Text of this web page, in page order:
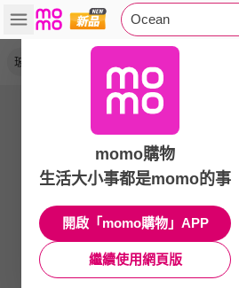
Ocean
玻璃杯
momo購物
生活大小事都是momo的事
開啟「momo購物」APP
繼續使用網頁版